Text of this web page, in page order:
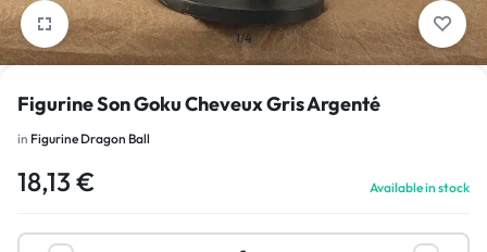
1/4
Figurine Son Goku Cheveux Gris Argenté
in Figurine Dragon Ball
18,13 € Available in stock